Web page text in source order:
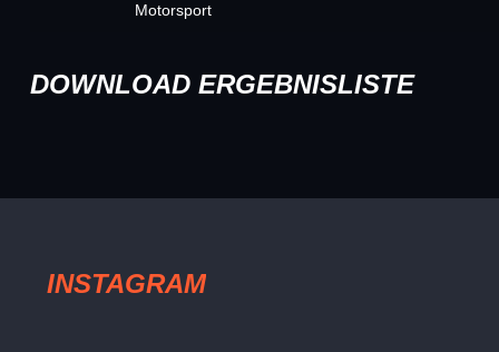
Motorsport
DOWNLOAD ERGEBNISLISTE
INSTAGRAM